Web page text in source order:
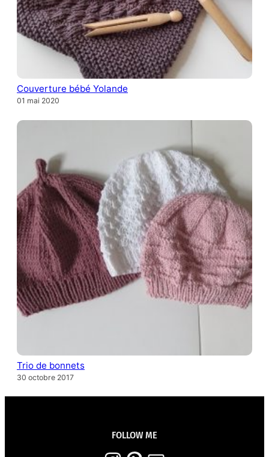
Couverture bébé Yolande
01 mai 2020
Trio de bonnets
30 octobre 2017
FOLLOW ME